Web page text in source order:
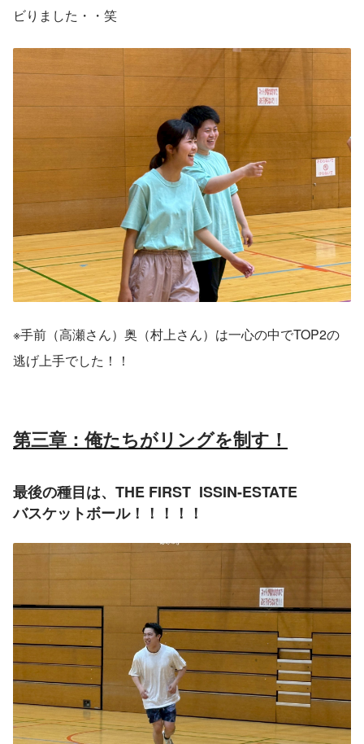
ビりました・・笑
※手前（高瀬さん）奥（村上さん）は一心の中でTOP2の
逃げ上手でした！！
第三章：俺たちがリングを制す！
最後の種目は、THE FIRST  ISSIN-ESTATE
バスケットボール！！！！！